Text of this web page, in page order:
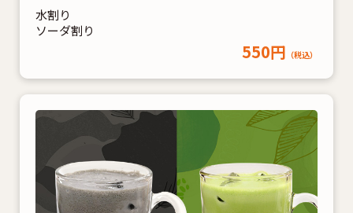
水割り
ソーダ割り
550円 （税込）